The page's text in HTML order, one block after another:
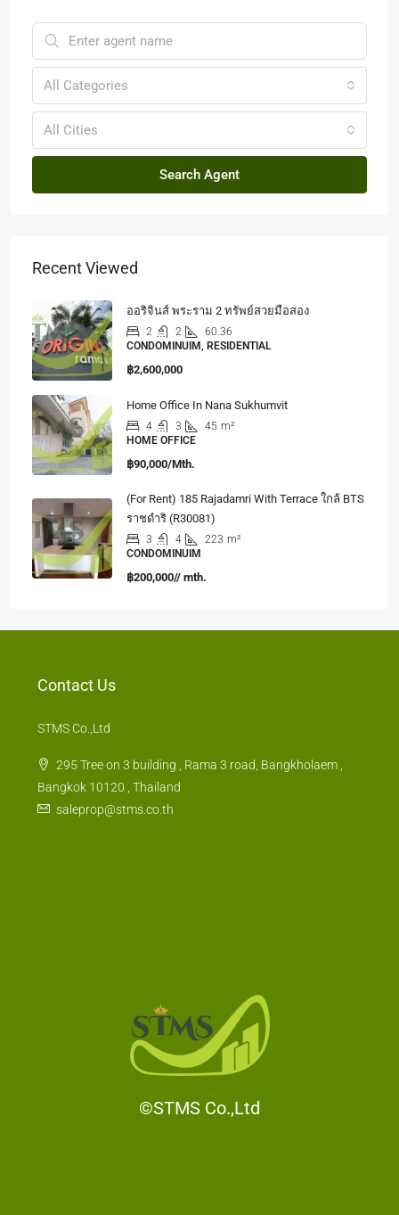
All Categories
All Cities
Search Agent
Recent Viewed
ออริจินส์ พระราม 2 ทรัพย์สวยมือสอง
2 2
60.36
CONDOMINUIM, RESIDENTIAL
฿2,600,000
Home Office In Nana Sukhumvit
4 3 45 m²
HOME OFFICE
฿90,000/Mth.
(For Rent) 185 Rajadamri With Terrace ใกล้ BTS
ราชดำริ (R30081)
3 4 223 m²
CONDOMINUIM
฿200,000// mth.
Contact Us
STMS Co.,Ltd
295 Tree on 3 building , Rama 3 road, Bangkholaem ,
Bangkok 10120 , Thailand
saleprop@stms.co.th
©STMS Co.,Ltd